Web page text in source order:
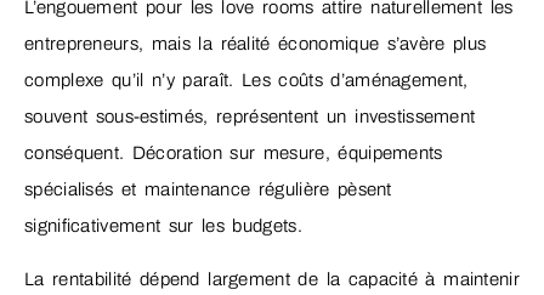
L’engouement pour les love rooms attire naturellement les
entrepreneurs, mais la réalité économique s’avère plus
complexe qu’il n’y paraît. Les coûts d’aménagement,
souvent sous-estimés, représentent un investissement
conséquent. Décoration sur mesure, équipements
spécialisés et maintenance régulière pèsent
significativement sur les budgets.
La rentabilité dépend largement de la capacité à maintenir